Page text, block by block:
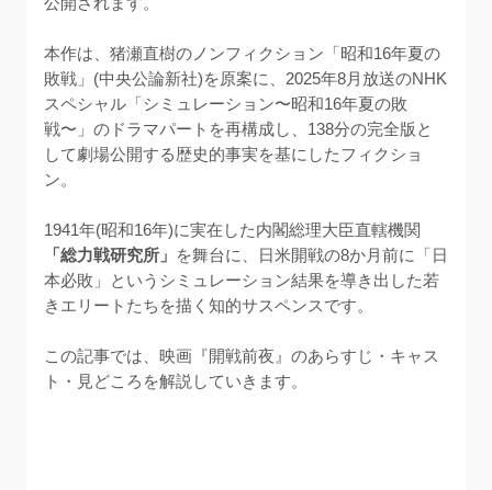
本作は、猪瀬直樹のノンフィクション「昭和16年夏の
敗戦」(中央公論新社)を原案に、2025年8月放送のNHK
スペシャル「シミュレーション〜昭和16年夏の敗
戦〜」のドラマパートを再構成し、138分の完全版と
して劇場公開する歴史的事実を基にしたフィクショ
ン。
1941年(昭和16年)に実在した内閣総理大臣直轄機関
「総力戦研究所」 を舞台に、日米開戦の8か月前に「日
本必敗」というシミュレーション結果を導き出した若
きエリートたちを描く知的サスペンスです。
この記事では、映画『開戦前夜』のあらすじ・キャス
ト・見どころを解説していきます。